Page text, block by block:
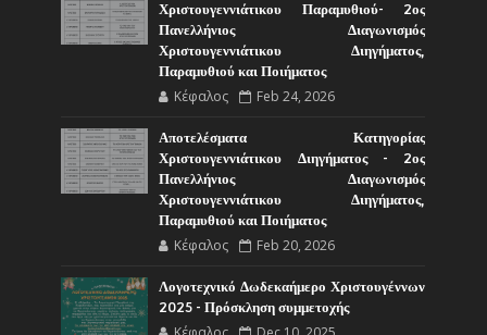
Χριστουγεννιάτικου Παραμυθιού- 2ος
Πανελλήνιος Διαγωνισμός
Χριστουγεννιάτικου Διηγήματος,
Παραμυθιού και Ποιήματος
Κέφαλος Feb 24, 2026
Αποτελέσματα Κατηγορίας
Χριστουγεννιάτικου Διηγήματος - 2ος
Πανελλήνιος Διαγωνισμός
Χριστουγεννιάτικου Διηγήματος,
Παραμυθιού και Ποιήματος
Κέφαλος Feb 20, 2026
Λογοτεχνικό Δωδεκαήμερο Χριστουγέννων
2025 - Πρόσκληση συμμετοχής